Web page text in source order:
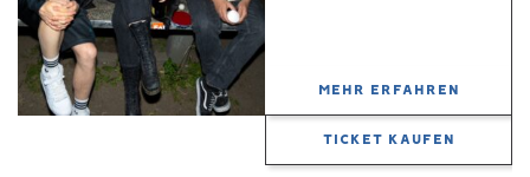
MEHR ERFAHREN
TICKET KAUFEN